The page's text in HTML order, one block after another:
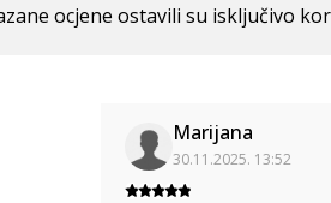
ocjene ostavili su isključivo
Marijana
30.11.2025. 13:52